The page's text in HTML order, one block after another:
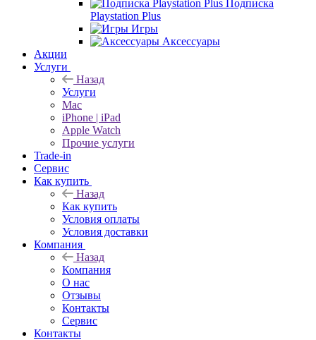
Подписка
Playstation Plus
Игры
Аксессуары
Акции
Услуги
Назад
Услуги
Mac
iPhone | iPad
Apple Watch
Прочие услуги
Trade-in
Сервис
Как купить
Назад
Как купить
Условия оплаты
Условия доставки
Компания
Назад
Компания
О нас
Отзывы
Контакты
Сервис
Контакты